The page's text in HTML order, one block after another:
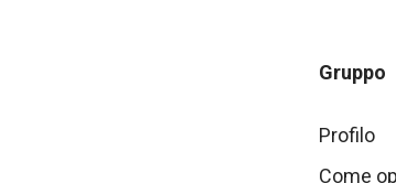
Gruppo
Profilo
Come